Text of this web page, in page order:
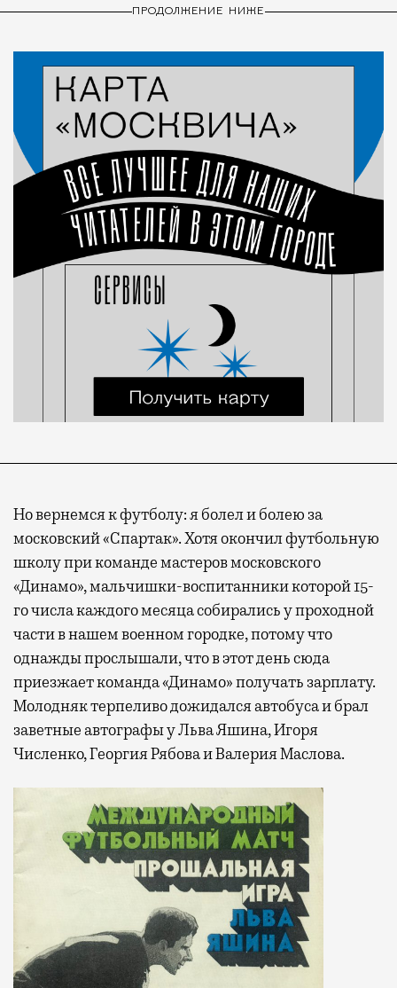
ПРОДОЛЖЕНИЕ НИЖЕ
Но вернемся к футболу: я болел и болею за
московский «Спартак». Хотя окончил футбольную
школу при команде мастеров московского
«Динамо», мальчишки-воспитанники которой 15-
го числа каждого месяца собирались у проходной
части в нашем военном городке, потому что
однажды прослышали, что в этот день сюда
приезжает команда «Динамо» получать зарплату.
Молодняк терпеливо дожидался автобуса и брал
заветные автографы у Льва Яшина, Игоря
Численко, Георгия Рябова и Валерия Маслова.